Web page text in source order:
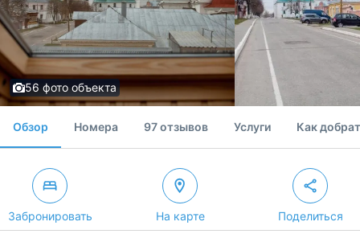
56 фото объекта
Обзор Номера 97 отзывов Услуги Как
Забронировать На карте Поделиться